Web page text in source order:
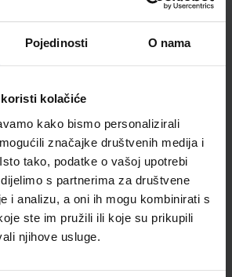
Pojedinosti O nama
kolačiće
kako bismo personalizirali
značajke društvenih medija i
tako, podatke o vašoj upotrebi
s partnerima za društvene
i analizu, a oni ih mogu kombinirati s
ste im pružili ili koje su prikupili
njihove usluge.
Mirela Caput Karolina
Ujaković Svjetlana Vorel
10 1.RAZRED SŠ
POVIJEST
6472